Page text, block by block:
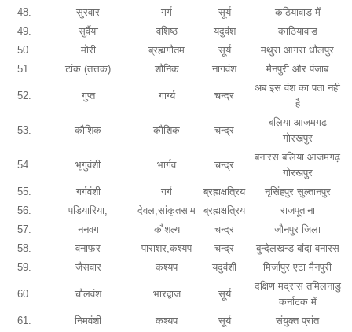
48.
सुरवार गर्ग सूर्य
कठियावाड में
49.
सुर्वैया वशिष्ठ यदुवंश
काठियावाड
50.
मोरी ब्रह्मगौतम सूर्य
मथुरा आगरा धौलपुर
51.
टांक (तत्तक) शौनिक नागवंश मैनपुरी और पंजाब
52. गुप्त गार्ग्य चन्द्र
अब इस वंश का पता नही
है
53. कौशिक कौशिक चन्द्र
बलिया आजमगढ
गोरखपुर
54. भृगुवंशी भार्गव चन्द्र
बनारस बलिया आजमगढ़
गोरखपुर
55.
गर्गवंशी गर्ग ब्रह्मक्षत्रिय
नृसिंहपुर सुल्तानपुर
56.
पडियारिया, देवल,सांकृतसाम ब्रह्मक्षत्रिय
राजपूताना
57.
ननवग कौशल्य चन्द्र
जौनपुर जिला
58.
वनाफ़र पाराशर,कश्यप चन्द्र
बुन्देलखन्ड बांदा वनारस
59.
जैसवार कश्यप यदुवंशी मिर्जापुर एटा मैनपुरी
60. चौलवंश भारद्वाज सूर्य
दक्षिण मद्रास तमिलनाडु
कर्नाटक में
61.
निमवंशी कश्यप सूर्य
संयुक्त प्रांत